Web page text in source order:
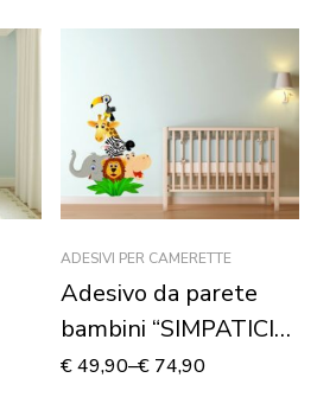
ADESIVI PER CAMERETTE
Adesivo da parete
bambini “SIMPATICI
ANIMALI” – Adesivo
€49,90–€ 74,90